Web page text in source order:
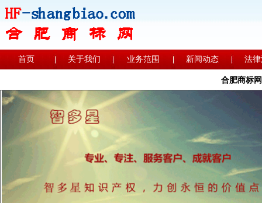
首页 关于我们 业务范围 新闻动态 法
合肥商标网